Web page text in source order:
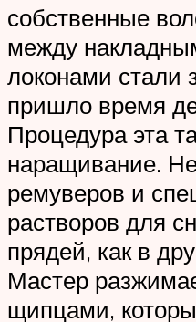
собственные
между
локонами стали
пришло время
Процедура эта
наращивание.
ремуверов и
растворов для
прядей, как в
Мастер
щипцами,